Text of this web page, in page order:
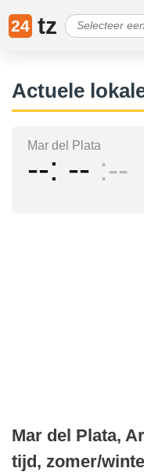
24 tz
Actuele
Mar del Plata
-- -- --
Mar del Plata,
tijd, zomer/